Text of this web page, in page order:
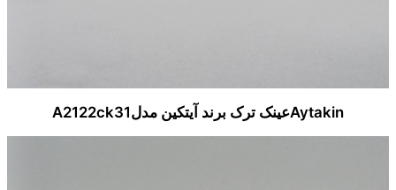
Aytakinعینک ترک برند آیتکین مدلA2122ck31